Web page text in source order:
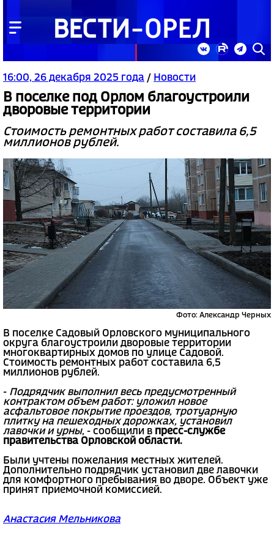
16:00, 26 декабря 2025 года / Новости
В поселке под Орлом благоустроили
дворовые территории
Стоимость ремонтных работ составила 6,5
миллионов рублей.
Фото: Александр Черных
В поселке Садовый Орловского муниципального
округа благоустроили дворовые территории
многоквартирных домов по улице Садовой.
Стоимость ремонтных работ составила 6,5
миллионов рублей.
- Подрядчик выполнил весь предусмотренный
контрактом объем работ: уложил новое
асфальтовое покрытие проездов, тротуарную
плитку на пешеходных дорожках, установил
лавочки и урны, - сообщили в пресс-службе
правительства Орловской области.
Были учтены пожелания местных жителей.
Дополнительно подрядчик установил две лавочки
для комфортного пребывания во дворе. Объект уже
принят приемочной комиссией.
Анастасия Мельникова